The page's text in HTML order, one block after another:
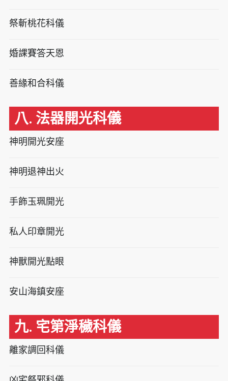
祭斬桃花科儀
婚課賽答天恩
善緣和合科儀
八. 法器開光科儀
神明開光安座
神明退神出火
手飾玉珮開光
私人印章開光
神獸開光點眼
安山海鎮安座
九. 宅第淨穢科儀
離家調回科儀